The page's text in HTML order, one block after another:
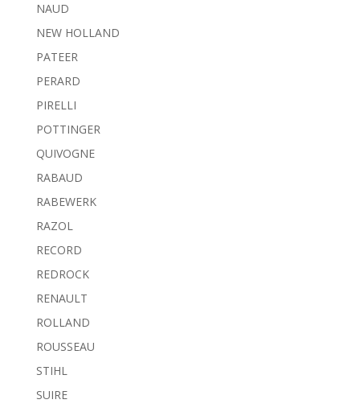
NAUD
NEW HOLLAND
PATEER
PERARD
PIRELLI
POTTINGER
QUIVOGNE
RABAUD
RABEWERK
RAZOL
RECORD
REDROCK
RENAULT
ROLLAND
ROUSSEAU
STIHL
SUIRE